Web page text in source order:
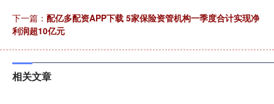
下一篇： 配亿多配资APP下载 5家保险资管机构一季度合计实现净
利润超10亿元
相关文章